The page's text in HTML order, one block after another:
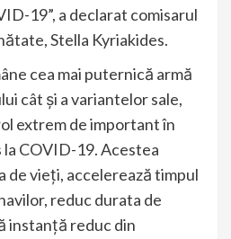
19”, a declarat comisarul
Stella Kyriakides.
cea mai puternică armă
cât şi a variantelor sale,
extrem de important în
COVID-19. Acestea
de vieţi, accelerează timpul
reduc durata de
instanţă reduc din